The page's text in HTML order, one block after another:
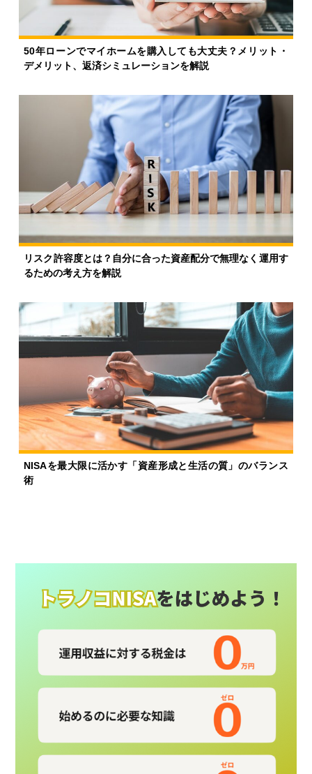
50年ローンでマイホームを購入しても大丈夫？メリット・
デメリット、返済シミュレーションを解説
リスク許容度とは？自分に合った資産配分で無理なく運用す
るための考え方を解説
NISAを最大限に活かす「資産形成と生活の質」のバランス
術